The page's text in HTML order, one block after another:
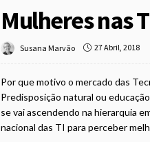
Mulheres nas
Susana Marvão 27 Abril, 2018
Por que motivo o mercado das
Predisposição natural ou
se vai ascendendo na hierarquia
nacional das TI para perceber